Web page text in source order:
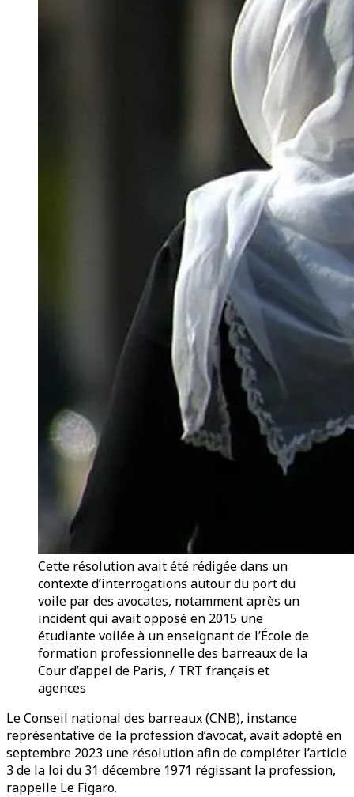
Cette résolution avait été rédigée dans un
contexte d’interrogations autour du port du
voile par des avocates, notamment après un
incident qui avait opposé en 2015 une
étudiante voilée à un enseignant de l’École de
formation professionnelle des barreaux de la
Cour d’appel de Paris, / TRT français et
agences
Le Conseil national des barreaux (CNB), instance
représentative de la profession d’avocat, avait adopté en
septembre 2023 une résolution afin de compléter l’article
3 de la loi du 31 décembre 1971 régissant la profession,
rappelle Le Figaro.